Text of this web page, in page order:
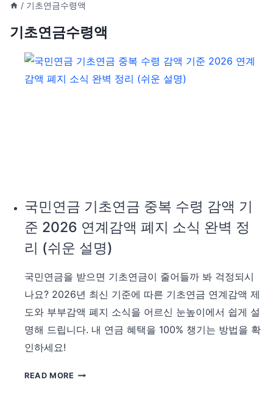
/ 기초연금수령액
기초연금수령액
국민연금 기초연금 중복 수령 감액 기
준 2026 연계감액 폐지 소식 완벽 정
리 (쉬운 설명)
국민연금을 받으면 기초연금이 줄어들까 봐 걱정되시
나요? 2026년 최신 기준에 따른 기초연금 연계감액 제
도와 부부감액 폐지 소식을 어르신 눈높이에서 쉽게 설
명해 드립니다. 내 연금 혜택을 100% 챙기는 방법을 확
인하세요!
READ MORE 국